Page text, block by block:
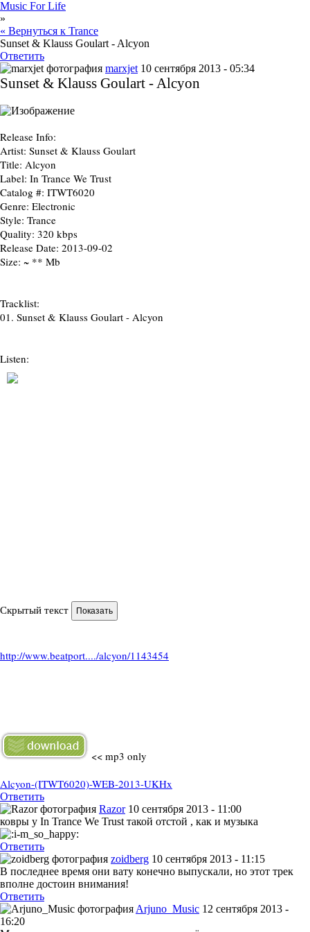
Music For Life
»
« Вернуться к Trance
Sunset & Klauss Goulart - Alcyon
Ответить
marxjet 10 сентября 2013 - 05:34
Sunset & Klauss Goulart - Alcyon
Release Info:
Artist: Sunset & Klauss Goulart
Title: Alcyon
Label: In Trance We Trust
Catalog #: ITWT6020
Genre: Electronic
Style: Trance
Quality: 320 kbps
Release Date: 2013-09-02
Size: ~ ** Mb
Tracklist:
01. Sunset & Klauss Goulart - Alcyon
Listen:
Скрытый текст
http://www.beatport..../alcyon/1143454
<< mp3 only
Alcyon-(ITWT6020)-WEB-2013-UKHx
Ответить
Razor 10 сентября 2013 - 11:00
ковры у In Trance We Trust такой отстой , как и музыка
Ответить
zoidberg 10 сентября 2013 - 11:15
В последнее время они вату конечно выпускали, но этот трек
вполне достоин внимания!
Ответить
Arjuno_Music 12 сентября 2013 -
16:20